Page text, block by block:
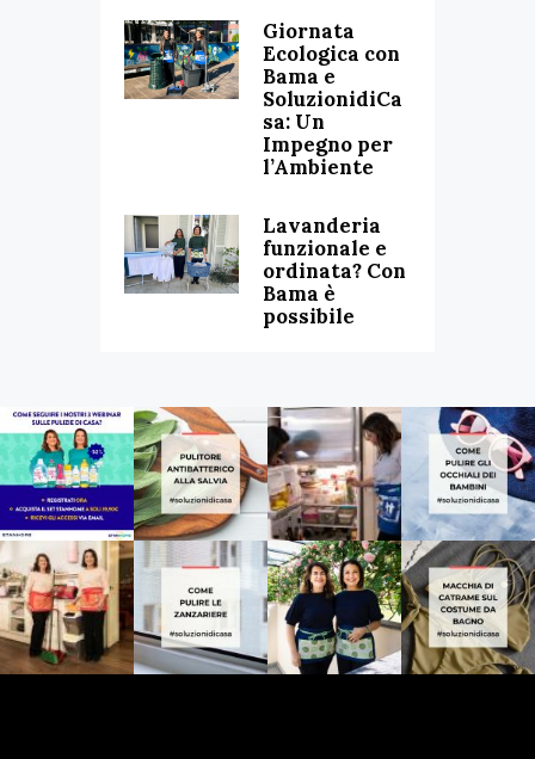
Giornata
Ecologica con
Bama e
SoluzionidiCa
sa: Un
Impegno per
l’Ambiente
Lavanderia
funzionale e
ordinata? Con
Bama è
possibile